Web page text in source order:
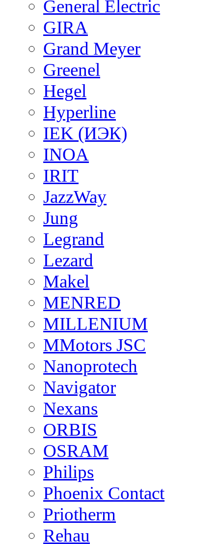
General Electric
GIRA
Grand Meyer
Greenel
Hegel
Hyperline
IEK (ИЭК)
INOA
IRIT
JazzWay
Jung
Legrand
Lezard
Makel
MENRED
MILLENIUM
MMotors JSC
Nanoprotech
Navigator
Nexans
ORBIS
OSRAM
Philips
Phoenix Contact
Priotherm
Rehau